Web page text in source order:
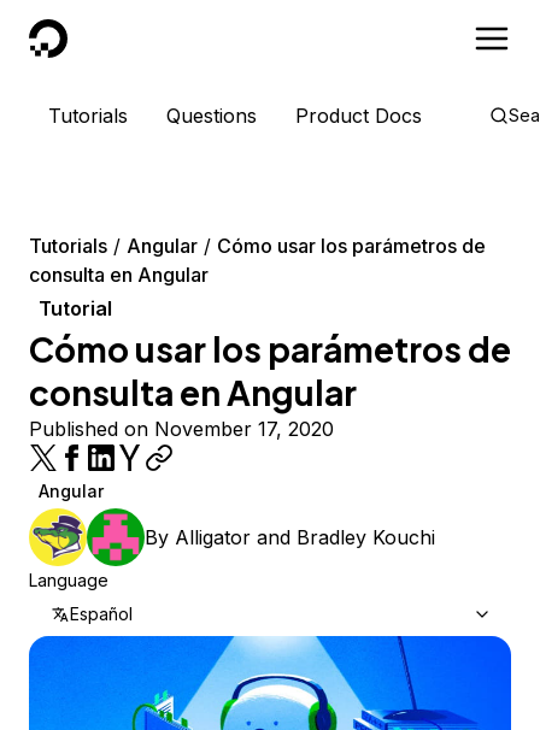
DigitalOcean
Tutorials Questions Product Docs
Tutorials Angular
Cómo usar los parámetros de
consulta en Angular
Tutorial
Cómo usar los parámetros de
consulta en Angular
Published on November 17, 2020
Angular
By Alligator and Bradley Kouchi
Language
Español